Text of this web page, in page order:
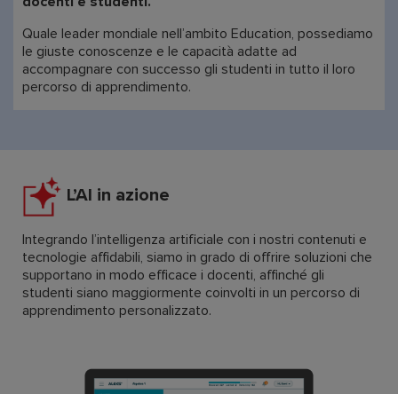
Quale leader mondiale nell’ambito Education, possediamo
le giuste conoscenze e le capacità adatte ad
accompagnare con successo gli studenti in tutto il loro
percorso di apprendimento.
L’AI in azione
Integrando l’intelligenza artificiale con i nostri contenuti e
tecnologie affidabili, siamo in grado di offrire soluzioni che
supportano in modo efficace i docenti, affinché gli
studenti siano maggiormente coinvolti in un percorso di
apprendimento personalizzato.